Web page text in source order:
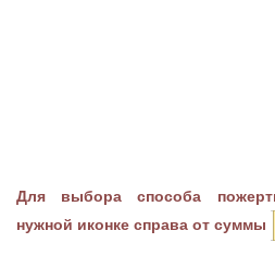
Для выбора способа
нужной иконке справа от суммы